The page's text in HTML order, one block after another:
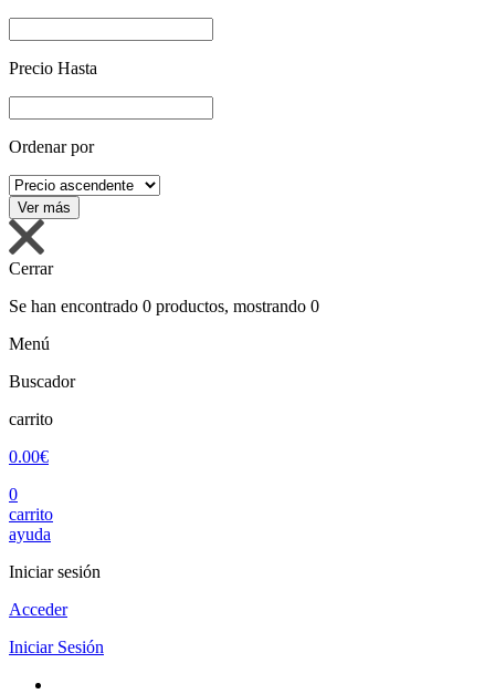
Precio Hasta
Ordenar por
Cerrar
Se han encontrado 0 productos, mostrando 0
Menú
Buscador
carrito
0.00€
0
carrito
ayuda
Iniciar sesión
Acceder
Iniciar Sesión